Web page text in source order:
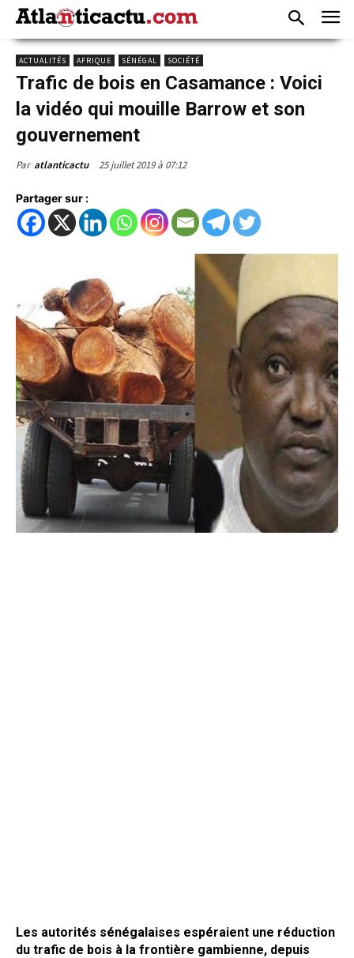
ACTUALITÉS AFRIQUE SÉNÉGAL SOCIÉTÉ
Trafic de bois en Casamance : Voici
la vidéo qui mouille Barrow et son
gouvernement
Par atlanticactu 25 juillet 2019 à 07:12
Partager sur :
Les autorités sénégalaises espéraient une réduction
du trafic de bois à la frontière gambienne, depuis